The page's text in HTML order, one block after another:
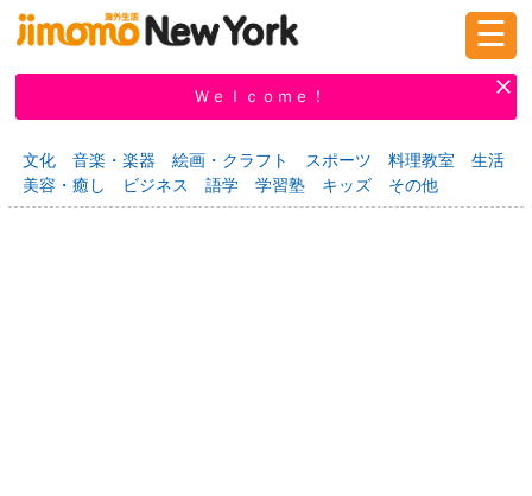
掲示板 タウン情報 教えて！
☰
Ｗｅｌｃｏｍｅ！
文化 音楽・楽器 絵画・クラフト スポーツ 料理教室
生活
美容・癒し
ビジネス 語学 学習塾 キッズ その他